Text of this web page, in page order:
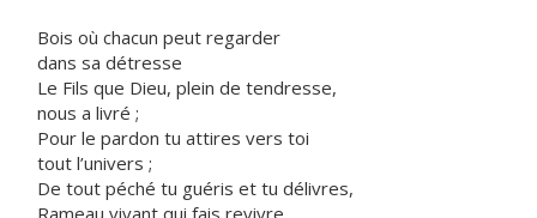
Bois où chacun peut regarder
dans sa détresse
Le Fils que Dieu, plein de tendresse,
nous a livré ;
Pour le pardon tu attires vers toi
tout l’univers ;
De tout péché tu guéris et tu délivres,
Rameau vivant qui fais revivre